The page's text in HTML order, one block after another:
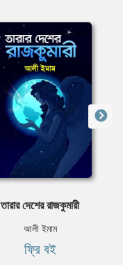
তারার দেশের রাজকুমারী
আলী ইমাম
ফ্রি বই